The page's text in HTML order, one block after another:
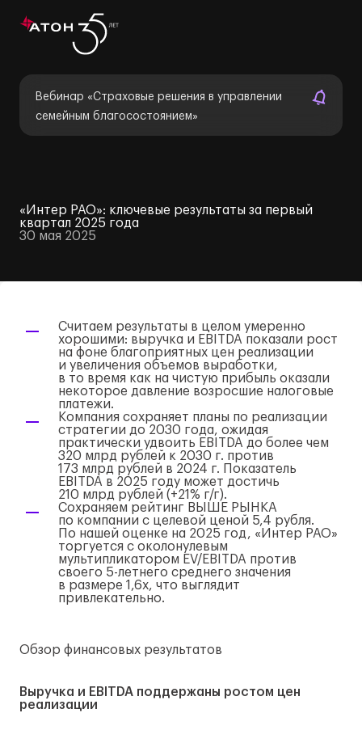
Вебинар «Страховые решения в управлении
семейным благосостоянием»
«Интер РАО»: ключевые результаты за первый
квартал 2025 года
30 мая 2025
Считаем результаты в целом умеренно
хорошими: выручка и EBITDA показали рост
на фоне благоприятных цен реализации
и увеличения объемов выработки,
в то время как на чистую прибыль оказали
некоторое давление возросшие налоговые
платежи.
Компания сохраняет планы по реализации
стратегии до 2030 года, ожидая
практически удвоить EBITDA до более чем
320 млрд рублей к 2030 г. против
173 млрд рублей в 2024 г. Показатель
EBITDA в 2025 году может достичь
210 млрд рублей (+21% г/г).
Сохраняем рейтинг ВЫШЕ РЫНКА
по компании с целевой ценой 5,4 рубля.
По нашей оценке на 2025 год, «Интер РАО»
торгуется с околонулевым
мультипликатором EV/EBITDA против
своего 5-летнего среднего значения
в размере 1,6x, что выглядит
привлекательно.
Обзор финансовых результатов
Выручка и EBITDA поддержаны ростом цен
реализации